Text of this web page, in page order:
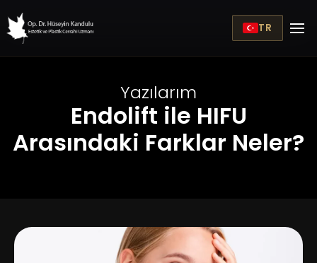
TR
Yazılarım
Endolift ile HIFU
Arasındaki Farklar Neler?